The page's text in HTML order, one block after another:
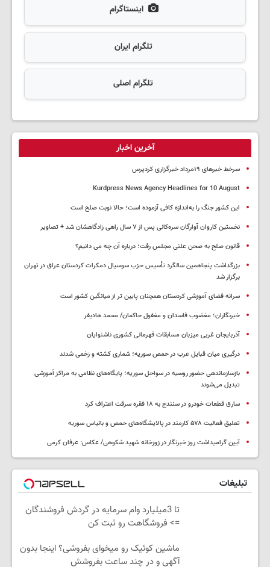
اینستاگرام
تلگرام ایران
تلگرام اصلی
آخرین اخبار
سرخط خبرهای ۱۹مرداد خبرگزاری کردپرس
Kurdpress News Agency Headlines for 10 August
این کشور جنگ را به‌اندازه کافی آزموده است؛ حالا نوبت صلح است
نخستین کاروان آوارگان سره‌کانی پس از ۷ سال راهی زادگاهشان شد + تصاویر
قانون صلح به صحن علنی مجلس رفت؛ درباره آن چه می دانیم؟
بزرگداشت پنجاهمین سالگرد تأسیس حزب سوسیال دمکرات کردستان عراق در تهران
برگزار شد
سرانه فضای آموزشی کردستان همچنان پایین تر از میانگین کشور است
خبرنگاران؛ مغضوب فاسدان و مغفول حاکمان/ محمد هادیفر
آذربایجان غربی میزبان مسابقات قهرمانی کشوری ناشنوایان
درگیری میان قبایل عرب در حمص سوریه؛ شماری کشته و زخمی شدند
بازسازماندهی حضور روسیه در سواحل سوریه؛ پایگاه‌های نظامی به مراکز آموزشی
تبدیل می‌شوند
سارق قطعات خودرو در سنندج به ۱۸ فقره سرقت اعتراف کرد
تعلیق فعالیت ۵۷۸ کارمند در پالایشگاه‌های حمص و بانیاس سوریه
آیین گرامیداشت روز خبرنگار در زورخانه شهید شکوهی/ عکاس: عرفان کرمی
تبلیغات
تا 3میلیارد وام سرمایه در گردش فروشندگان
=> فروشگاهت رو ثبت کن
ماشین کوئیک رو میخوای بفروشی؟ اینجا بدون
آگهی و در چند ساعت بفروشش